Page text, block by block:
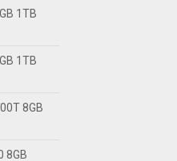
1TB
1TB
8GB
8GB